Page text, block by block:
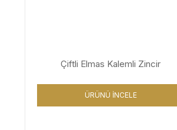
Çiftli Elmas Kalemli Zincir
ÜRÜNÜ İNCELE